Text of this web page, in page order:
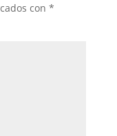
con *